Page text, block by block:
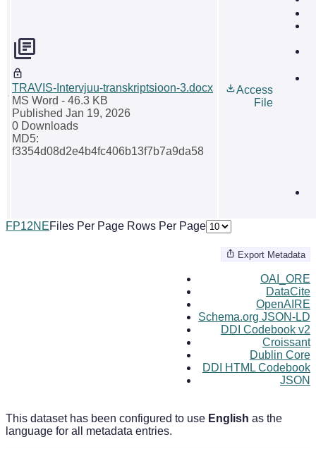
TRAVIS-Intervjuu-transkriptsioon-3.docx
MS Word - 46.3 KB
Published Jan 19, 2026
0 Downloads
MD5:
f3354d08d2e4b4fc406b13f7b7a9da58
Access
File
FP12N EFiles Per Page Rows Per Page
Export Metadata
OAI_ORE
DataCite
OpenAIRE
Schema.org JSON-LD
DDI Codebook v2
Croissant
Dublin Core
DDI HTML Codebook
JSON
This dataset has been configured to use English as the
language for all metadata entries.